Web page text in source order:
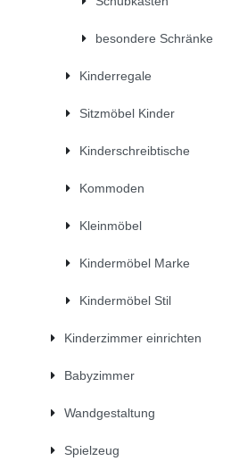
besondere Schränke
Kinderregale
Sitzmöbel Kinder
Kinderschreibtische
Kommoden
Kleinmöbel
Kindermöbel Marke
Kindermöbel Stil
Kinderzimmer einrichten
Babyzimmer
Wandgestaltung
Spielzeug